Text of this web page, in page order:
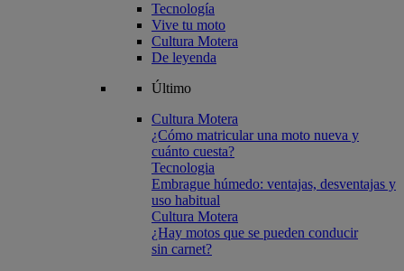
Tecnología
Vive tu moto
Cultura Motera
De leyenda
Último
Cultura Motera
¿Cómo matricular una moto nueva y
cuánto cuesta?
Tecnologia
Embrague húmedo: ventajas, desventajas y
uso habitual
Cultura Motera
¿Hay motos que se pueden conducir
sin carnet?